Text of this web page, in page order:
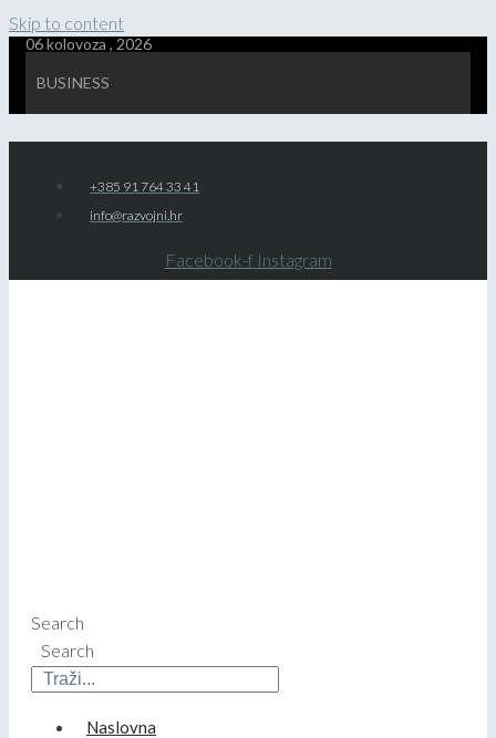
Skip to content
06 kolovoza , 2026
BUSINESS
+385 91 764 33 41
info@razvojni.hr
Facebook-f Instagram
Search
Search
Naslovna